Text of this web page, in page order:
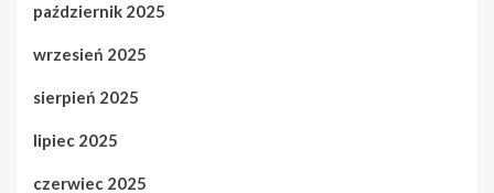
październik 2025
wrzesień 2025
sierpień 2025
lipiec 2025
czerwiec 2025